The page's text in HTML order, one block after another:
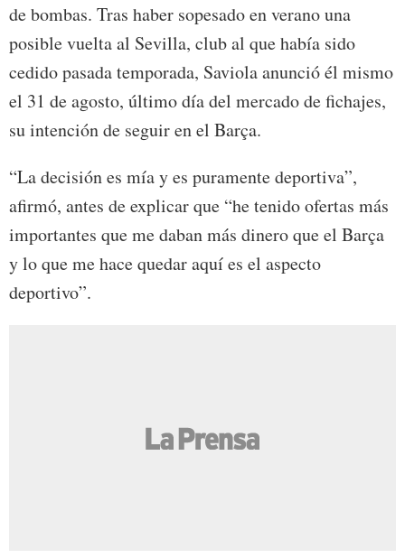
de bombas. Tras haber sopesado en verano una
posible vuelta al Sevilla, club al que había sido
cedido pasada temporada, Saviola anunció él mismo
el 31 de agosto, último día del mercado de fichajes,
su intención de seguir en el Barça.
“La decisión es mía y es puramente deportiva”,
afirmó, antes de explicar que “he tenido ofertas más
importantes que me daban más dinero que el Barça
y lo que me hace quedar aquí es el aspecto
deportivo”.